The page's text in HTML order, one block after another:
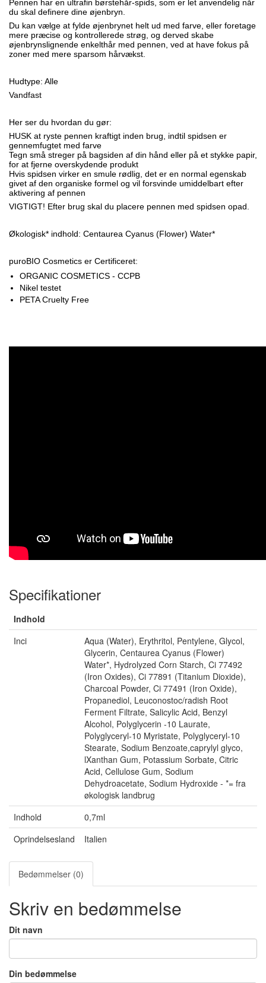
Pennen har en ultrafin børstehår-spids, som er let anvendelig når
du skal definere dine øjenbryn.
Du kan vælge at fylde øjenbrynet helt ud med farve, eller foretage
mere præcise og kontrollerede strøg, og derved skabe
øjenbrynslignende enkelthår med pennen, ved at have fokus på
zoner med mere sparsom hårvækst.
Hudtype: Alle
Vandfast
Her ser du hvordan du gør:
HUSK at ryste pennen kraftigt inden brug, indtil spidsen er
gennemfugtet med farve
Tegn små streger på bagsiden af din hånd eller på et stykke papir,
for at fjerne overskydende produkt
Hvis spidsen virker en smule rødlig, det er en normal egenskab
givet af den organiske formel og vil forsvinde umiddelbart efter
aktivering af pennen
VIGTIGT! Efter brug skal du placere pennen med spidsen opad.
Økologisk* indhold: Centaurea Cyanus (Flower) Water*
puroBIO Cosmetics er Certificeret:
ORGANIC COSMETICS - CCPB
Nikel testet
PETA Cruelty Free
Specifikationer
Indhold
Inci
Aqua (Water), Erythritol, Pentylene, Glycol,
Glycerin, Centaurea Cyanus (Flower)
Water*, Hydrolyzed Corn Starch, Ci 77492
(Iron Oxides), Ci 77891 (Titanium Dioxide),
Charcoal Powder, Ci 77491 (Iron Oxide),
Propanediol, Leuconostoc/radish Root
Ferment Filtrate, Salicylic Acid, Benzyl
Alcohol, Polyglycerin -10 Laurate,
Polyglyceryl-10 Myristate, Polyglyceryl-10
Stearate, Sodium Benzoate,caprylyl glyco,
lXanthan Gum, Potassium Sorbate, Citric
Acid, Cellulose Gum, Sodium
Dehydroacetate, Sodium Hydroxide - *= fra
økologisk landbrug
Indhold
0,7ml
Oprindelsesland
Italien
Bedømmelser (0)
Skriv en bedømmelse
Dit navn
Din bedømmelse